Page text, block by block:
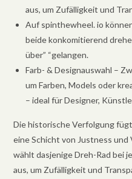
aus, um Zufälligkeit und
Auf spinthewheel. io
beide konkomitierend
über” “gelangen.
Farb- & Designauswahl –
um Farben, Models oder
– ideal für Designer,
Die historische Verfolgung
eine Schicht von Justness
wählt dasjenige Dreh-Rad bei
aus, um Zufälligkeit und